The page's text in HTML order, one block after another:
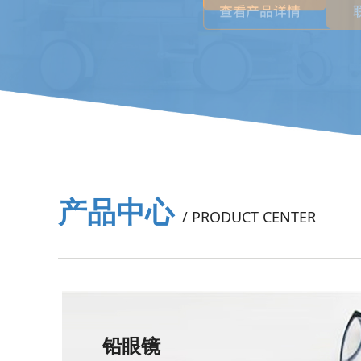
产品中心 / PRODUCT CENTER
铅眼镜